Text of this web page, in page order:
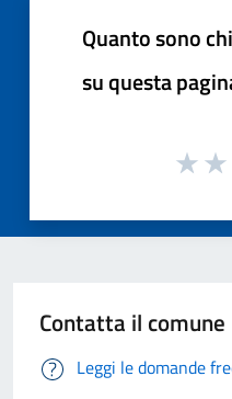
Quanto sono
su questa
Contatta il comune
Leggi le domande